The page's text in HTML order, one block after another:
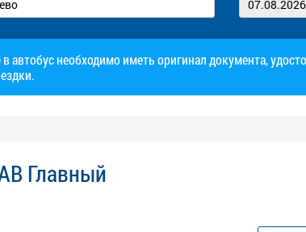
автобус необходимо иметь оригинал документа,
Главный